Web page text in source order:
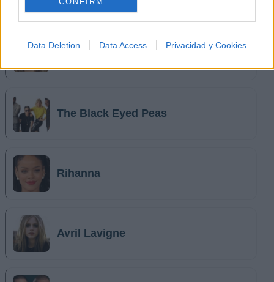
Data Deletion Data Access Privacidad y Cookies
Música Relacionada
Shakira
The Black Eyed Peas
Rihanna
Avril Lavigne